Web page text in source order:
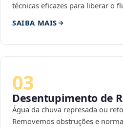
técnicas eficazes para liberar o
SAIBA MAIS
03
Desentupimento de
Água da chuva represada ou
Removemos obstruções e